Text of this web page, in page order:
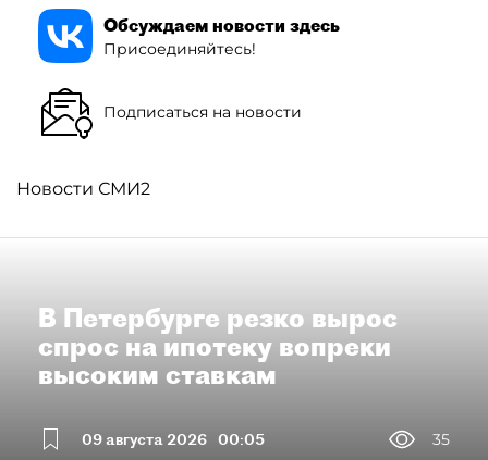
Обсуждаем новости здесь
Присоединяйтесь!
Подписаться на новости
Новости СМИ2
В Петербурге резко вырос
спрос на ипотеку вопреки
высоким ставкам
09 августа 2026 00:05
35